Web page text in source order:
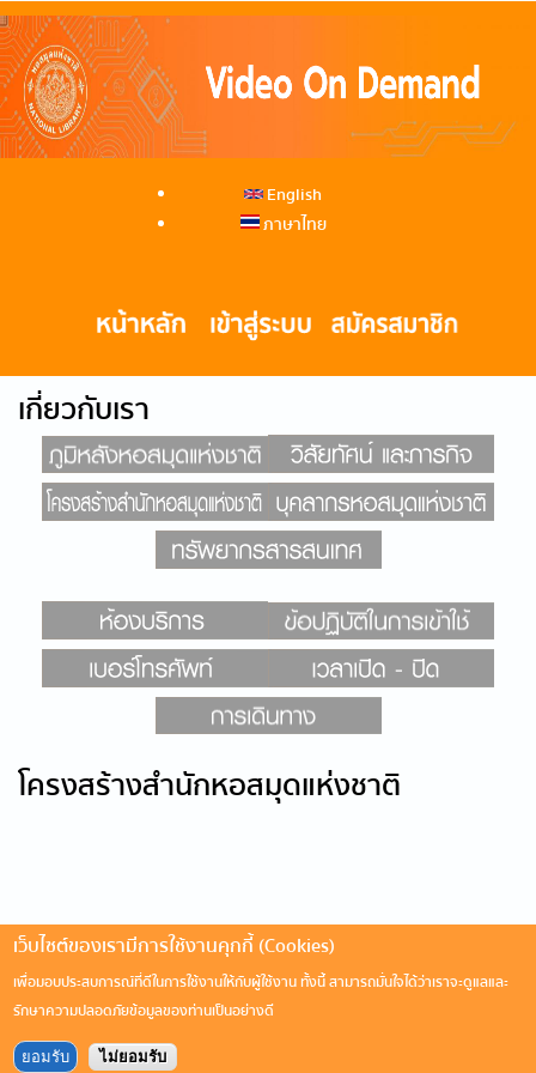
English
ภาษาไทย
เกี่ยวกับเรา
โครงสร้างสำนักหอสมุดแห่งชาติ
เว็บไซต์ของเรามีการใช้งานคุกกี้ (Cookies)
เพื่อมอบประสบการณ์ที่ดีในการใช้งานให้กับผู้ใช้งาน ทั้งนี้ สามารถมั่นใจได้ว่าเราจะดูแลและ
รักษาความปลอดภัยข้อมูลของท่านเป็นอย่างดี
ยอมรับ ไม่ยอมรับ